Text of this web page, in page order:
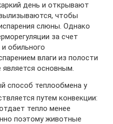
день и открывают
чтобы
слюны. Однако
за счет
обильного
влаги из полости
является основным.
способ теплообмена у
путем конвекции:
тепло менее
поэтому животные